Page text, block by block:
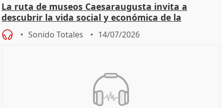
La ruta de museos Caesaraugusta invita a
descubrir la vida social y económica de la
Zaragoza ro
Sonido Totales 14/07/2026